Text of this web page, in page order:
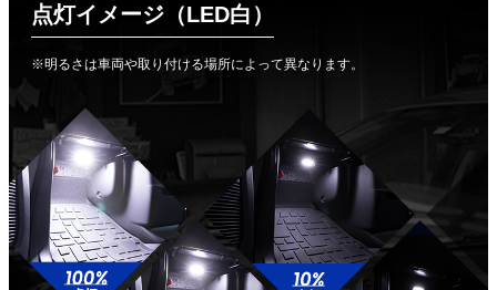
点灯イメージ（LED白）
※明るさは車両や取り付ける場所によって異なります。